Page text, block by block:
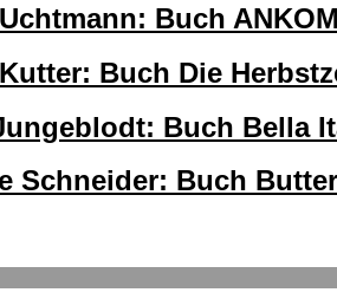
Buch
Buch Die
Buch Bella
Schneider: Buch